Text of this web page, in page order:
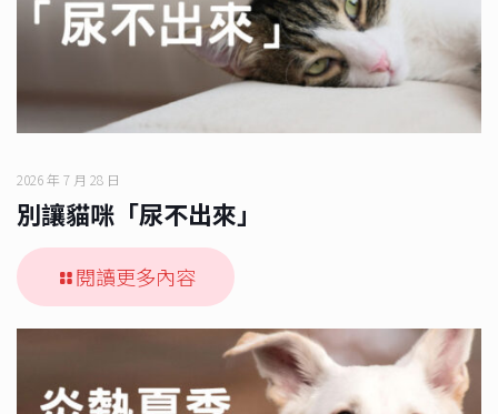
2026 年 7 月 28 日
別讓貓咪「尿不出來」
閱讀更多內容